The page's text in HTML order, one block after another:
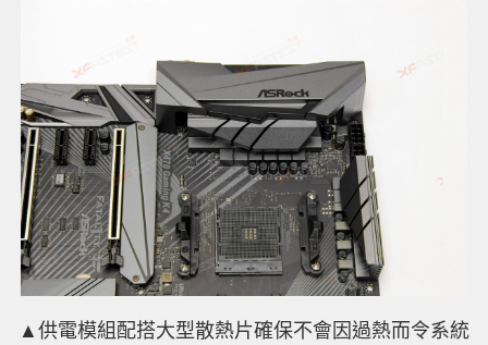
▲供電模組配搭大型散熱片確保不會因過熱而令系統